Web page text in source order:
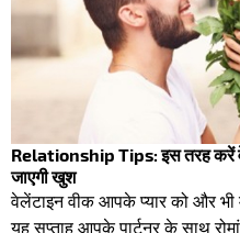
Relationship Tips: इस तरह करें
जाएगी खुश
वेलेंटाइन वीक आपके प्यार को और
यह सप्ताह आपके पार्टनर के साथ